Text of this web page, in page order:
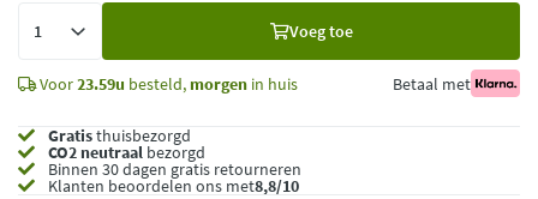
Voeg toe
Voor23.59u besteld, morgen in huis Betaal met
Gratisthuisbezorgd
CO2 neutraal bezorgd
Binnen 30 dagen gratis retourneren
Klanten beoordelen ons met8,8/10